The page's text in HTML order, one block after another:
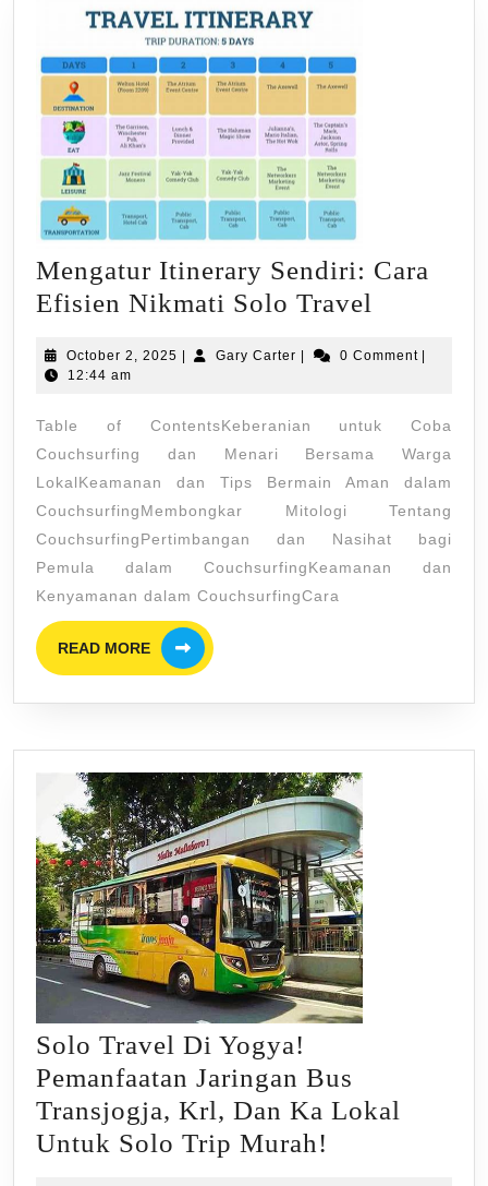
Mengatur Itinerary Sendiri: Cara
Efisien Nikmati Solo Travel
Sendiri:
Efisien
Nikmati
Solo
Travel
October 2, 2025 October
| Gary Carter Gary
| 0 Comment |
12:44 am
Table of ContentsKeberanian untuk Coba
Couchsurfing dan Menari Bersama Warga
LokalKeamanan dan Tips Bermain Aman dalam
CouchsurfingMembongkar Mitologi Tentang
CouchsurfingPertimbangan dan Nasihat bagi
Pemula dalam CouchsurfingKeamanan dan
Kenyamanan dalam CouchsurfingCara
READ MORE
READ
MORE
Solo Travel Di Yogya!
Pemanfaatan Jaringan Bus
Transjogja, Krl, Dan Ka Lokal
Untuk Solo Trip Murah!